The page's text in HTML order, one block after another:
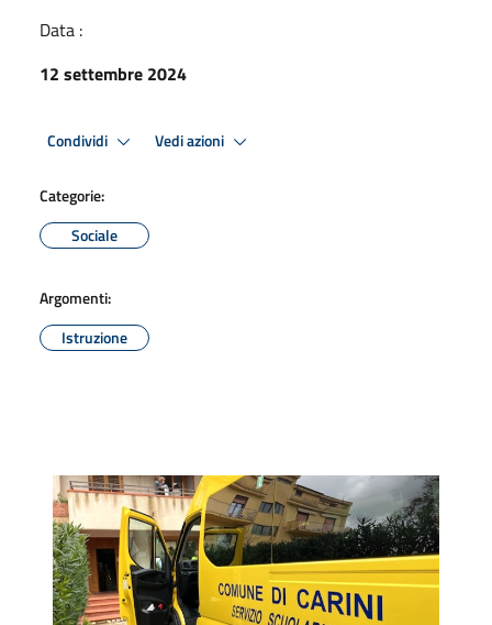
Data :
12 settembre 2024
Condividi Vedi azioni
Categorie:
Sociale
Argomenti:
Istruzione